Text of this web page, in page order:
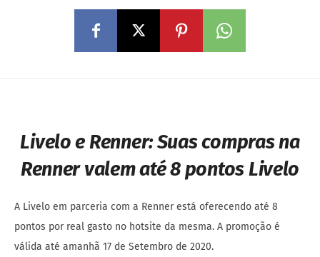
Livelo e Renner: Suas compras na
Renner valem até 8 pontos Livelo
A Livelo em parceria com a Renner está oferecendo até 8
pontos por real gasto no hotsite da mesma. A promoção é
válida até amanhã 17 de Setembro de 2020.